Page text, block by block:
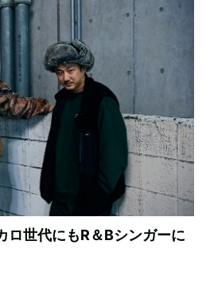
世代にもR＆Bシンガーに